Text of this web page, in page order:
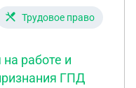
Трудовое право
работе и
ГПД